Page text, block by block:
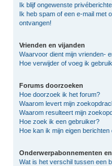
Ik blijf ongewenste
Ik heb spam of een e-mail met
ontvangen!
Vrienden en vijanden
Waarvoor dient mijn vrienden-
Hoe verwijder of voeg ik
Forums doorzoeken
Hoe doorzoek ik het forum?
Waarom levert mijn
Waarom resulteert mijn
Hoe zoek ik een gebruiker?
Hoe kan ik mijn eigen
Onderwerpabonnementen
Wat is het verschil tussen een